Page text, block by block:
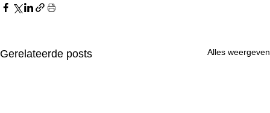
Gerelateerde posts Alles weergeven